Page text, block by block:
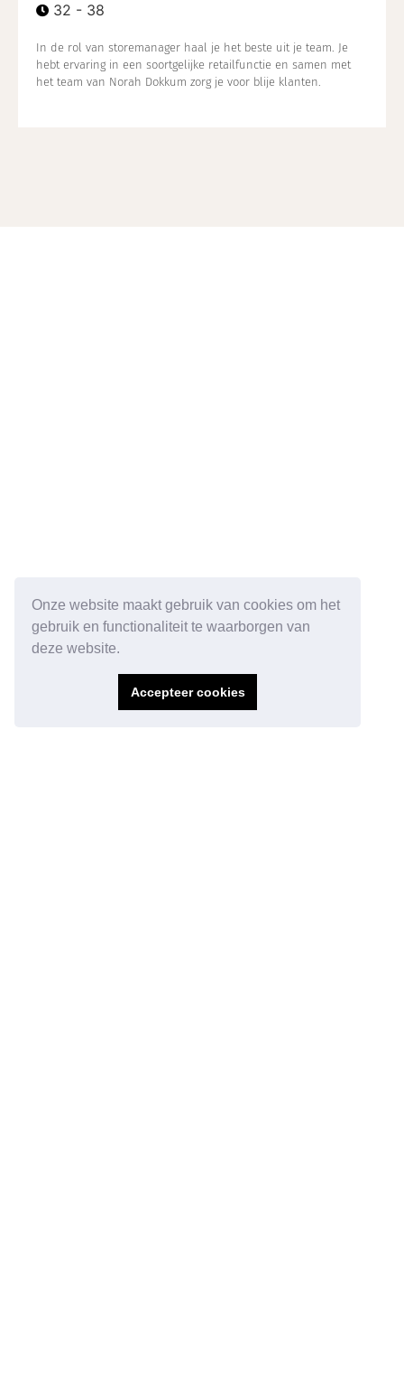
Onze website maakt gebruik van cookies om het
gebruik en functionaliteit te waarborgen van
deze website.
Accepteer cookies
32 - 38
In de rol van storemanager haal je het beste uit je team. Je
hebt ervaring in een soortgelijke retailfunctie en samen met
het team van Norah Dokkum zorg je voor blije klanten.